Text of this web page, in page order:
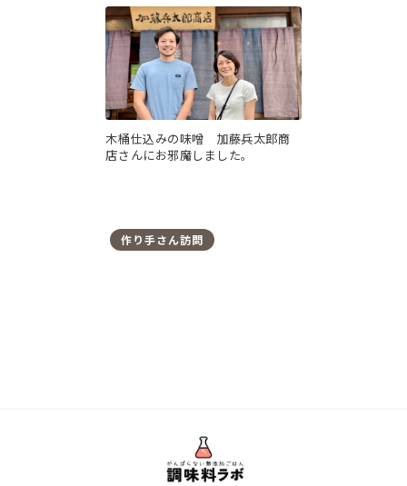
木桶仕込みの味噌 加藤兵太郎商
店さんにお邪魔しました。
作り手さん訪問